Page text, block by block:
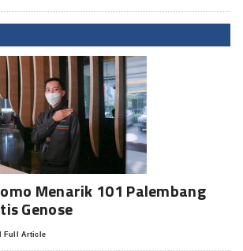
Menarik 101 Palembang
Genose
Full Article